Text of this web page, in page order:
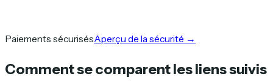
Paiements sécurisésAperçu de la sécurité →
Comment se comparent les liens suivis